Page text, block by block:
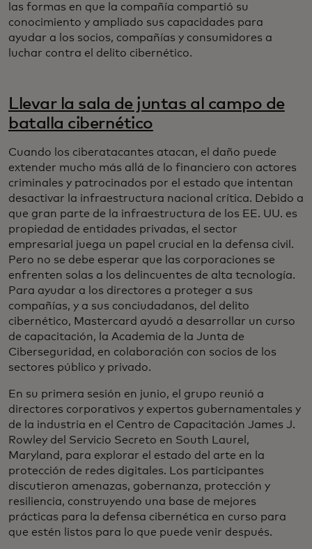
las formas en que la compañía compartió su
conocimiento y ampliado sus capacidades para
ayudar a los socios, compañías y consumidores a
luchar contra el delito cibernético.
Llevar la sala de juntas al campo de
batalla cibernético
Cuando los ciberatacantes atacan, el daño puede
extender mucho más allá de lo financiero con actores
criminales y patrocinados por el estado que intentan
desactivar la infraestructura nacional crítica. Debido a
que gran parte de la infraestructura de los EE. UU. es
propiedad de entidades privadas, el sector
empresarial juega un papel crucial en la defensa civil.
Pero no se debe esperar que las corporaciones se
enfrenten solas a los delincuentes de alta tecnología.
Para ayudar a los directores a proteger a sus
compañías, y a sus conciudadanos, del delito
cibernético, Mastercard ayudó a desarrollar un curso
de capacitación, la Academia de la Junta de
Ciberseguridad, en colaboración con socios de los
sectores público y privado.
En su primera sesión en junio, el grupo reunió a
directores corporativos y expertos gubernamentales y
de la industria en el Centro de Capacitación James J.
Rowley del Servicio Secreto en South Laurel,
Maryland, para explorar el estado del arte en la
protección de redes digitales. Los participantes
discutieron amenazas, gobernanza, protección y
resiliencia, construyendo una base de mejores
prácticas para la defensa cibernética en curso para
que estén listos para lo que puede venir después.